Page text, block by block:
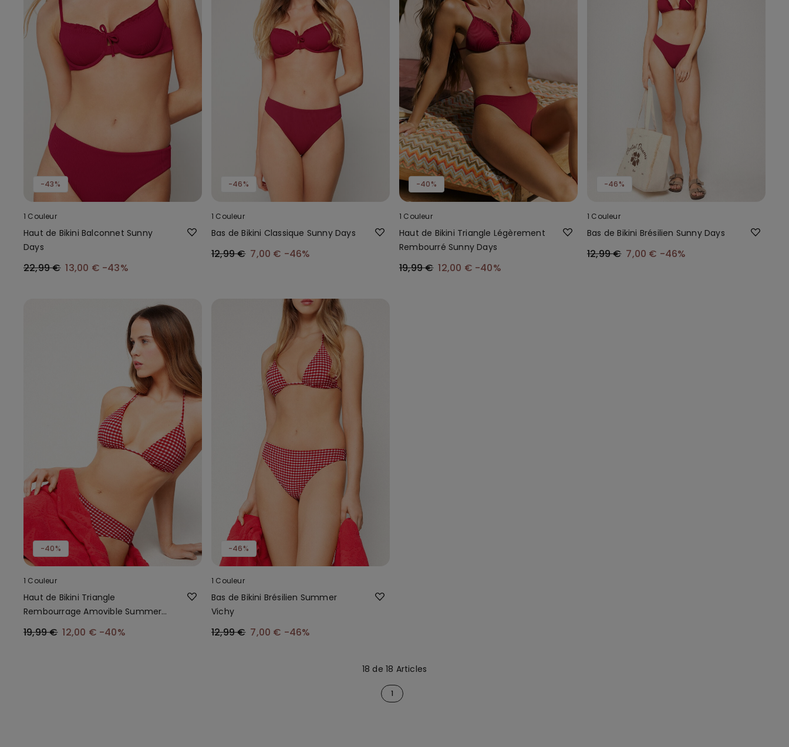
-43%
1 Couleur
Haut de Bikini Balconnet Sunny
Days
22,99 € 13,00 € -43%
-46%
1 Couleur
Bas de Bikini Classique Sunny Days
12,99 € 7,00 € -46%
-40%
1 Couleur
Haut de Bikini Triangle Légèrement
Rembourré Sunny Days
19,99 € 12,00 € -40%
-46%
1 Couleur
Bas de Bikini Brésilien Sunny Days
12,99 € 7,00 € -46%
-40%
1 Couleur
Haut de Bikini Triangle
Rembourrage Amovible Summer
19,99 € 12,00 € -40%
-46%
1 Couleur
Bas de Bikini Brésilien Summer
Vichy
12,99 € 7,00 € -46%
18 de 18 Articles
1